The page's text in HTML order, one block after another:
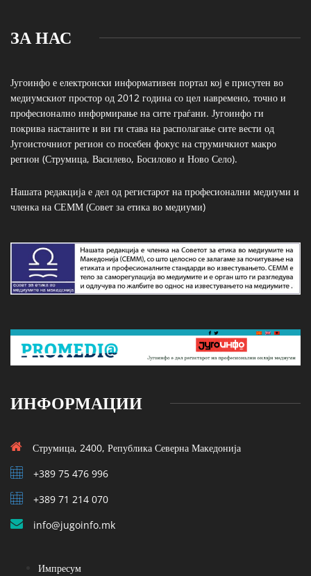
ЗА НАС
Југоинфо е електронски информативен портал кој е присутен во
медиумскиот простор од 2012 година со цел навремено, точно и
професионално информирање на сите граѓани. Југоинфо ги
покрива настаните и ви ги става на располагање сите вести од
Југоисточниот регион со посебен фокус на струмичкиот макро
регион (Струмица, Василево, Босилово и Ново Село).
Нашата редакција е дел од регистарот на професионални медиуми и
членка на СЕММ (Совет за етика во медиуми)
ИНФОРМАЦИИ
Струмица, 2400, Република Северна Македонија
+389 75 476 996
+389 71 214 070
info@jugoinfo.mk
Импресум